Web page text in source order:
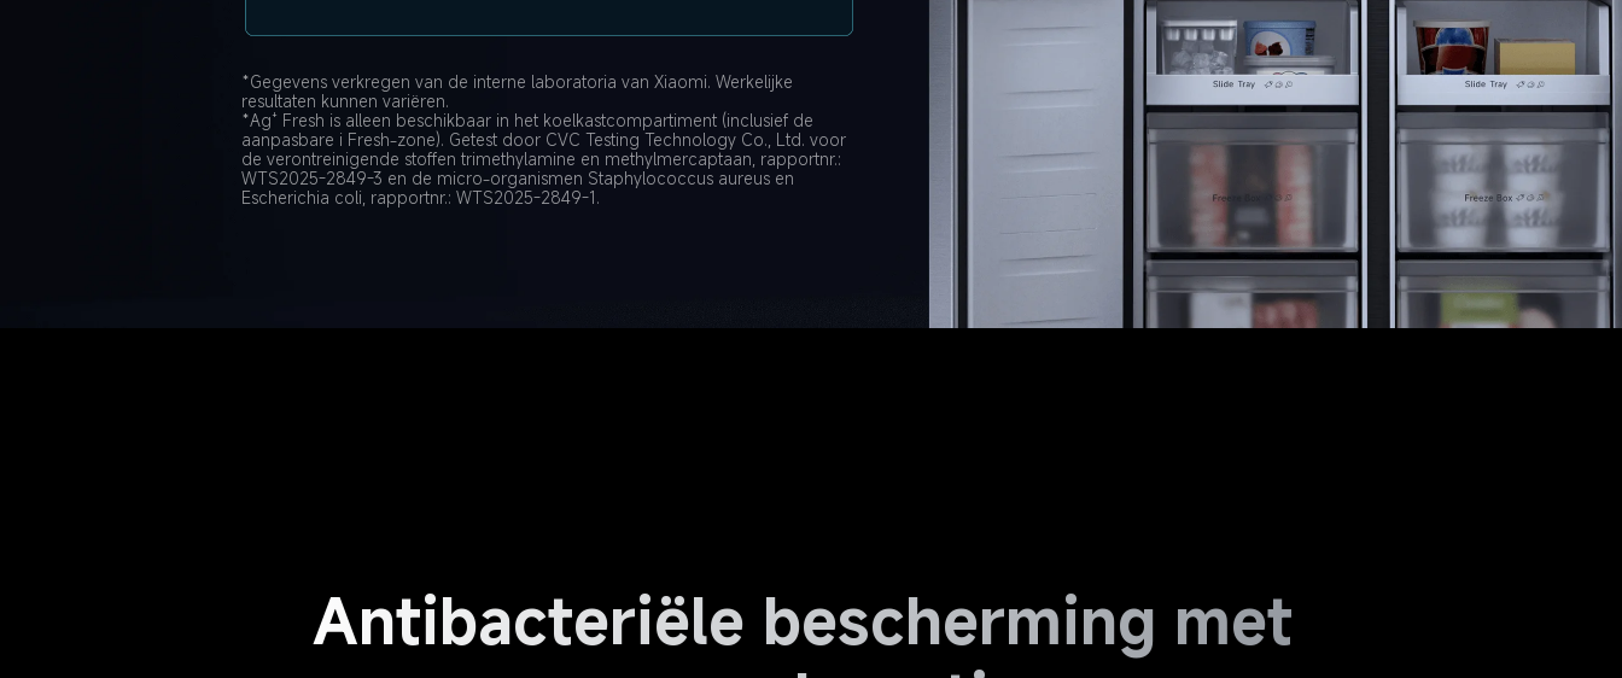
*Gegevens verkregen van de interne laboratoria van Xiaomi. Werkelijke
resultaten kunnen variëren.
*Ag⁺ Fresh is alleen beschikbaar in het koelkastcompartiment (inclusief de
aanpasbare i Fresh-zone). Getest door CVC Testing Technology Co., Ltd. voor
de verontreinigende stoffen trimethylamine en methylmercaptaan, rapportnr.:
WTS2025-2849-3 en de micro-organismen Staphylococcus aureus en
Escherichia coli, rapportnr.: WTS2025-2849-1.
Antibacteriële bescherming met